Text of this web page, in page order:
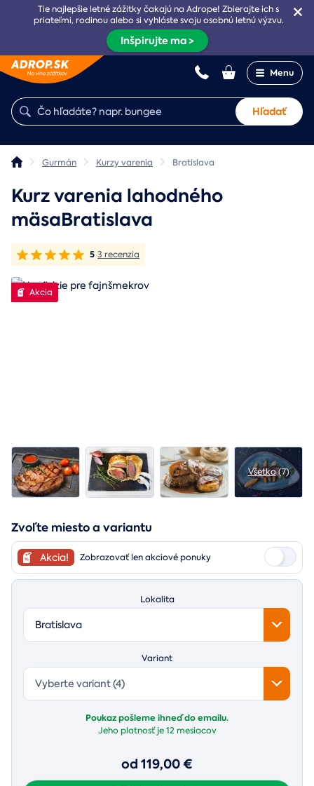
Tie najlepšie letné zážitky čakajú na Adrope! Zbierajte ich s
priateľmi, rodinou alebo si vyhláste svoju osobnú letnú výzvu.
Inšpirujte ma >
Menu
Hľadať
Gurmán Kurzy varenia Bratislava
Kurz varenia lahodného
mäsaBratislava
5 3 recenzia
Akcia
Všetko(7)
Zvoľte miesto a variantu
Akcia! Zobrazovať len akciové ponuky
Lokalita
Bratislava
Variant
Vyberte variant (4)
Poukaz pošleme ihneď do emailu.
Jeho platnosť je12 mesiacov
od 119,00 €